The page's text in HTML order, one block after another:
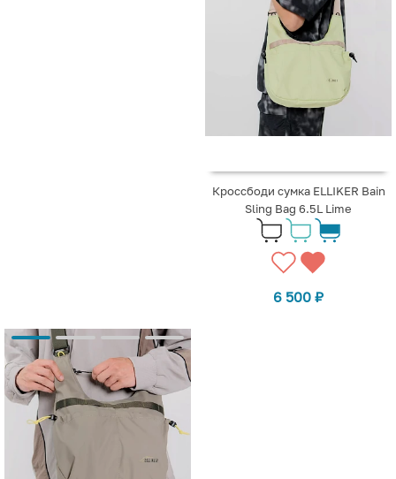
Кроссбоди сумка ELLIKER Bain
Sling Bag 6.5L Lime
6 500 ₽